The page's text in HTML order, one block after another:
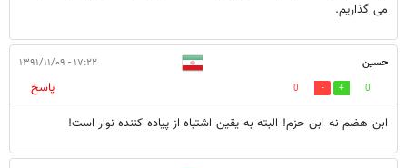
می گذاریم.
حسین ۱۷:۲۲ - ۱۳۹۱/۱۱/۰۹
0
0
پاسخ
ابن هضم نه ابن حزم! البته به يقين اشتباه از پياده کننده نوار است!